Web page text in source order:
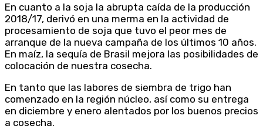
En cuanto a la soja la abrupta caída de la producción
2018/17, derivó en una merma en la actividad de
procesamiento de soja que tuvo el peor mes de
arranque de la nueva campaña de los últimos 10 años.
En maíz, la sequía de Brasil mejora las posibilidades de
colocación de nuestra cosecha.
En tanto que las labores de siembra de trigo han
comenzado en la región núcleo, así como su entrega
en diciembre y enero alentados por los buenos precios
a cosecha.